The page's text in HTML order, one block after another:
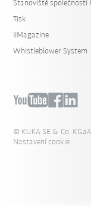
Stanoviště společnosti
Tisk
iiMagazine
Whistleblower System
© KUKA SE & Co.
Nastavení cookie